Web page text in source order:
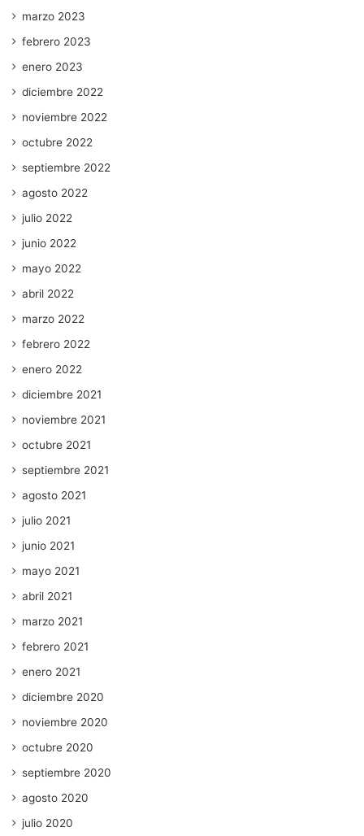
marzo 2023
febrero 2023
enero 2023
diciembre 2022
noviembre 2022
octubre 2022
septiembre 2022
agosto 2022
julio 2022
junio 2022
mayo 2022
abril 2022
marzo 2022
febrero 2022
enero 2022
diciembre 2021
noviembre 2021
octubre 2021
septiembre 2021
agosto 2021
julio 2021
junio 2021
mayo 2021
abril 2021
marzo 2021
febrero 2021
enero 2021
diciembre 2020
noviembre 2020
octubre 2020
septiembre 2020
agosto 2020
julio 2020